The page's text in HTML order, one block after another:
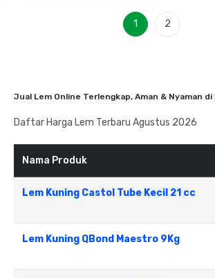
1 2
Jual Lem Online Terlengkap, Aman & Nyaman
Daftar Harga Lem Terbaru Agustus 2026
Nama Produk
Lem Kuning Castol Tube Kecil 21 cc
Lem Kuning QBond Maestro 9Kg